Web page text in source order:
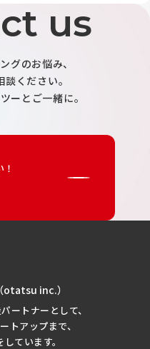
us
グのお悩み、
ください。
ーとご一緒に。
otatsu inc.）
ートナーとして、
トアップまで、
ています。